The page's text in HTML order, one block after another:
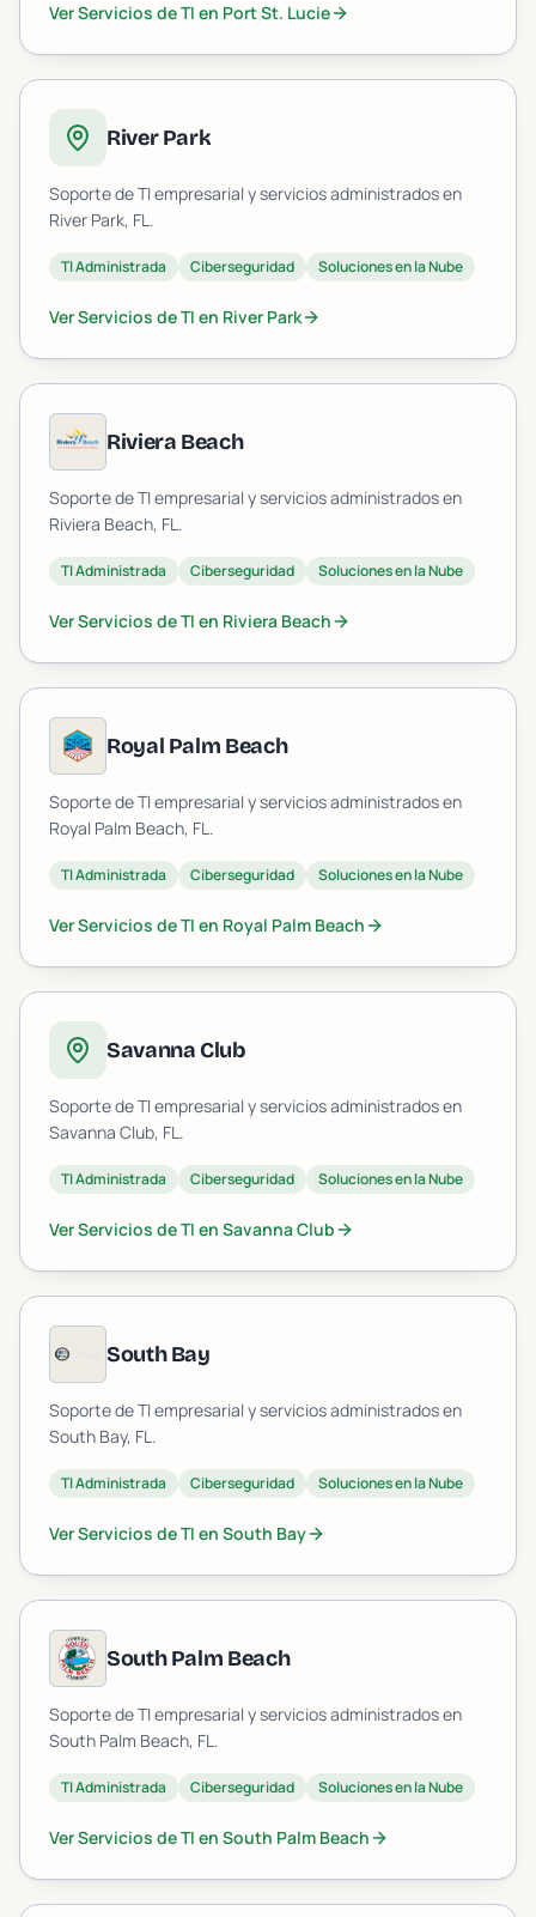
Ver Servicios de TI en Port St. Lucie
River Park
Soporte de TI empresarial y servicios administrados en
River Park, FL.
TI Administrada Ciberseguridad Soluciones en la Nube
Ver Servicios de TI en River Park
Riviera Beach
Soporte de TI empresarial y servicios administrados en
Riviera Beach, FL.
TI Administrada Ciberseguridad Soluciones en la Nube
Ver Servicios de TI en Riviera Beach
Royal Palm Beach
Soporte de TI empresarial y servicios administrados en
Royal Palm Beach, FL.
TI Administrada Ciberseguridad Soluciones en la Nube
Ver Servicios de TI en Royal Palm Beach
Savanna Club
Soporte de TI empresarial y servicios administrados en
Savanna Club, FL.
TI Administrada Ciberseguridad Soluciones en la Nube
Ver Servicios de TI en Savanna Club
South Bay
Soporte de TI empresarial y servicios administrados en
South Bay, FL.
TI Administrada Ciberseguridad Soluciones en la Nube
Ver Servicios de TI en South Bay
South Palm Beach
Soporte de TI empresarial y servicios administrados en
South Palm Beach, FL.
TI Administrada Ciberseguridad Soluciones en la Nube
Ver Servicios de TI en South Palm Beach